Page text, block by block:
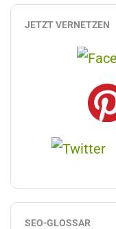
JETZT VERNETZEN
SEO-GLOSSAR